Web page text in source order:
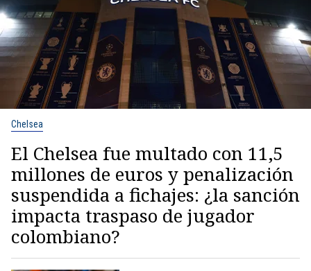
Chelsea
El Chelsea fue multado con 11,5
millones de euros y penalización
suspendida a fichajes: ¿la sanción
impacta traspaso de jugador
colombiano?